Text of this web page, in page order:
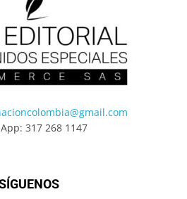
317 268 1147